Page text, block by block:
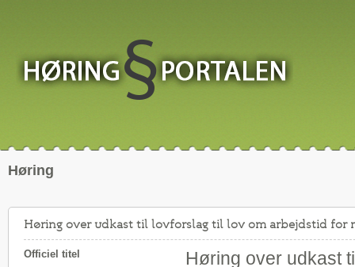
Høring
Høring over udkast til lovforslag til lov om arbejdstid for
Officiel titel
Høring over udkast